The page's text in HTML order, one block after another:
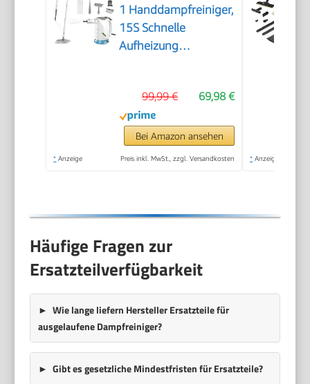
1 Handdampfreiniger,
15S Schnelle
Aufheizung
Mehrzweckdampfreiniger,
1500 W,
chemikalienfreier für
den Heimgebrauch,
69,98 €
99,99 €
Bei Amazon ansehen
* Anzeige Preis inkl. MwSt., zzgl. Versandkosten * Anzeige
Häufige Fragen zur
Ersatzteilverfügbarkeit
Wie lange liefern Hersteller Ersatzteile für
ausgelaufene Dampfreiniger?
Gibt es gesetzliche Mindestfristen für Ersatzteile?